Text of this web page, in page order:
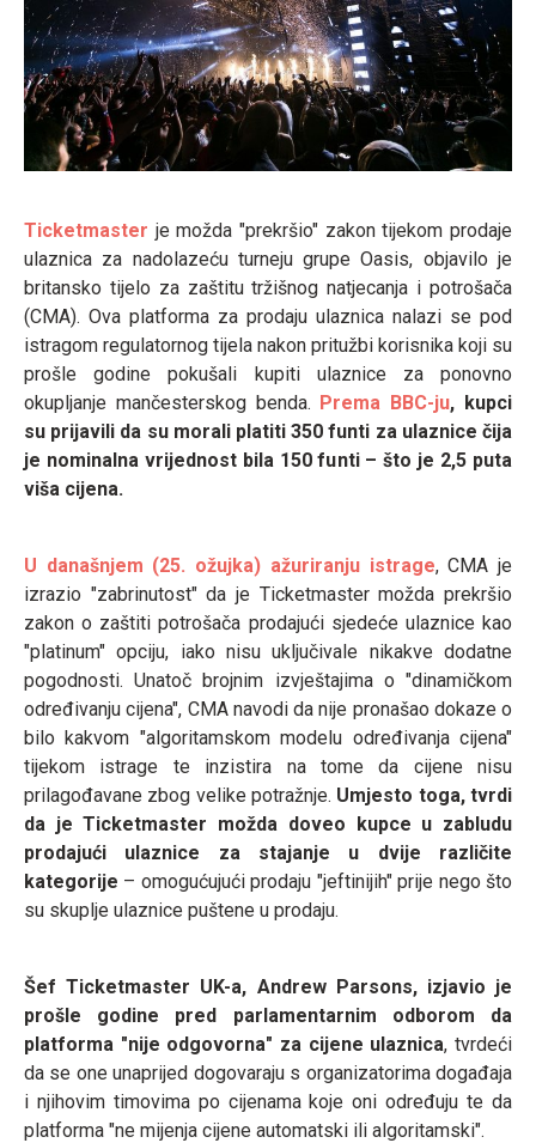
Ticketmaster je možda "prekršio" zakon tijekom prodaje
ulaznica za nadolazeću turneju grupe Oasis, objavilo je
britansko tijelo za zaštitu tržišnog natjecanja i potrošača
(CMA). Ova platforma za prodaju ulaznica nalazi se pod
istragom regulatornog tijela nakon pritužbi korisnika koji su
prošle godine pokušali kupiti ulaznice za ponovno
okupljanje mančesterskog benda. Prema BBC-ju, kupci
su prijavili da su morali platiti 350 funti za ulaznice čija
je nominalna vrijednost bila 150 funti – što je 2,5 puta
viša cijena.
U današnjem (25. ožujka) ažuriranju istrage, CMA je
izrazio "zabrinutost" da je Ticketmaster možda prekršio
zakon o zaštiti potrošača prodajući sjedeće ulaznice kao
"platinum" opciju, iako nisu uključivale nikakve dodatne
pogodnosti. Unatoč brojnim izvještajima o "dinamičkom
određivanju cijena", CMA navodi da nije pronašao dokaze o
bilo kakvom "algoritamskom modelu određivanja cijena"
tijekom istrage te inzistira na tome da cijene nisu
prilagođavane zbog velike potražnje. Umjesto toga, tvrdi
da je Ticketmaster možda doveo kupce u zabludu
prodajući ulaznice za stajanje u dvije različite
kategorije – omogućujući prodaju "jeftinijih" prije nego što
su skuplje ulaznice puštene u prodaju.
Šef Ticketmaster UK-a, Andrew Parsons, izjavio je
prošle godine pred parlamentarnim odborom da
platforma "nije odgovorna" za cijene ulaznica, tvrdeći
da se one unaprijed dogovaraju s organizatorima događaja
i njihovim timovima po cijenama koje oni određuju te da
platforma "ne mijenja cijene automatski ili algoritamski".